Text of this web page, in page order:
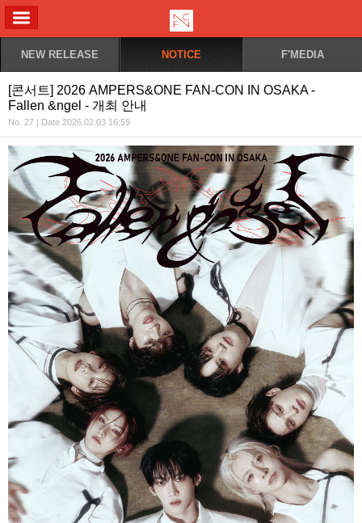
NEW RELEASE NOTICE F'MEDIA
[콘서트] 2026 AMPERS&ONE FAN-CON IN OSAKA -
Fallen &ngel - 개최 안내
No. 27 | Date 2026.02.03 16:59